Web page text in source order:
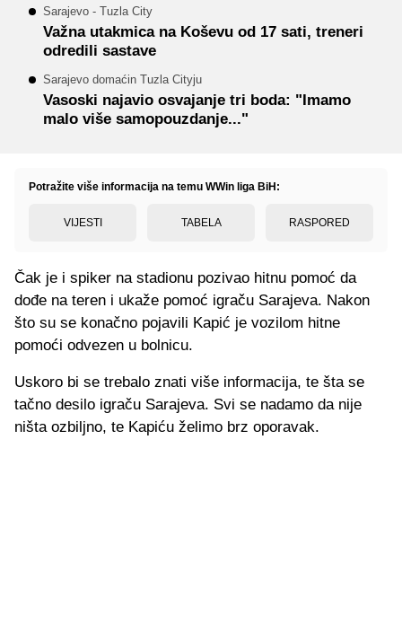
Sarajevo - Tuzla City
Važna utakmica na Koševu od 17 sati, treneri
odredili sastave
Sarajevo domaćin Tuzla Cityju
Vasoski najavio osvajanje tri boda: "Imamo
malo više samopouzdanje..."
Potražite više informacija na temu WWin liga BiH:
VIJESTI TABELA RASPORED
Čak je i spiker na stadionu pozivao hitnu pomoć da
dođe na teren i ukaže pomoć igraču Sarajeva. Nakon
što su se konačno pojavili Kapić je vozilom hitne
pomoći odvezen u bolnicu.
Uskoro bi se trebalo znati više informacija, te šta se
tačno desilo igraču Sarajeva. Svi se nadamo da nije
ništa ozbiljno, te Kapiću želimo brz oporavak.